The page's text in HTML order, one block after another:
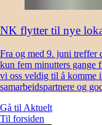
NK flytter til nye
Fra og med 9. juni treffer
kun fem minutters gange
vi oss veldig til å komme
samarbeidspartnere og
Gå til Aktuelt
Til forsiden